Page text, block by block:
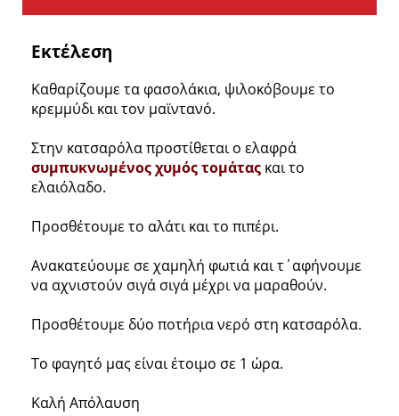
Εκτέλεση
Καθαρίζουμε τα φασολάκια, ψιλοκόβουμε το
κρεμμύδι και τον μαϊντανό.
Στην κατσαρόλα προστίθεται ο ελαφρά
συμπυκνωμένος χυμός τομάτας και το
ελαιόλαδο.
Προσθέτουμε το αλάτι και το πιπέρι.
Ανακατεύουμε σε χαμηλή φωτιά και τ΄αφήνουμε
να αχνιστούν σιγά σιγά μέχρι να μαραθούν.
Προσθέτουμε δύο ποτήρια νερό στη κατσαρόλα.
Το φαγητό μας είναι έτοιμο σε 1 ώρα.
Καλή Απόλαυση